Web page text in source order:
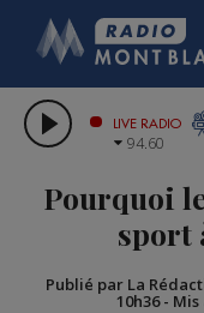
LES
GRAND
LIVE RADIO
94.60
Pourquoi
sport
Publié par La
10h36- Mis